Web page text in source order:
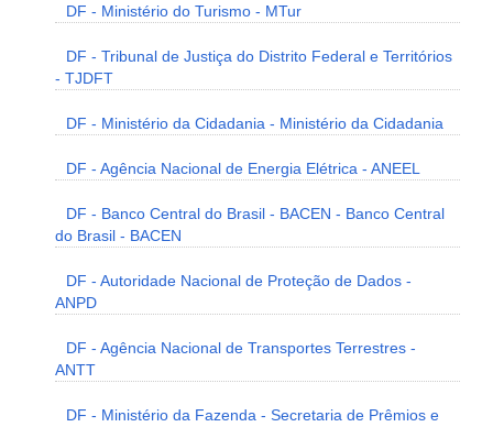
DF - Ministério do Turismo - MTur
DF - Tribunal de Justiça do Distrito Federal e Territórios
- TJDFT
DF - Ministério da Cidadania - Ministério da Cidadania
DF - Agência Nacional de Energia Elétrica - ANEEL
DF - Banco Central do Brasil - BACEN - Banco Central
do Brasil - BACEN
DF - Autoridade Nacional de Proteção de Dados -
ANPD
DF - Agência Nacional de Transportes Terrestres -
ANTT
DF - Ministério da Fazenda - Secretaria de Prêmios e